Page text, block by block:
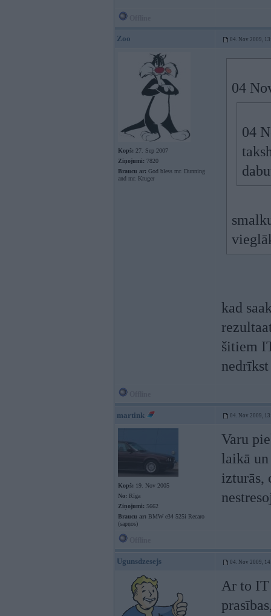
Zoo 04. Nov 2009,
Kopš: 27. Sep 2007
Ziņojumi: 7820
Braucu ar: God bless mr. Dunning
and mr. Kruger
04
04
kad
šitiem
martink 04. Nov 2009,
Kopš: 19. Nov 2005
No: Rīga
Ziņojumi: 5662
Braucu ar: BMW e34 525i Recaro
(sapņos)
Varu
laikā
izturās,
Ugunsdzesejs 04. Nov 2009,
Ar to IT